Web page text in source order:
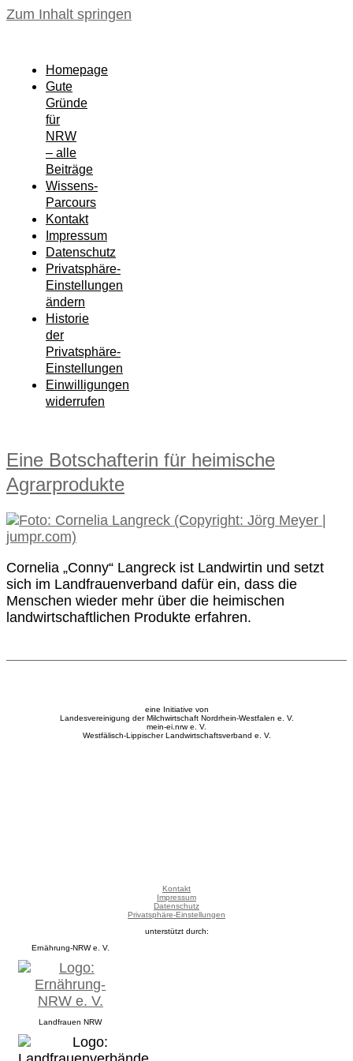
Zum Inhalt springen
Homepage
Gute
Gründe
für
NRW
– alle
Beiträge
Wissens-
Parcours
Kontakt
Impressum
Datenschutz
Privatsphäre-
Einstellungen
ändern
Historie
der
Privatsphäre-
Einstellungen
Einwilligungen
widerrufen
Eine Botschafterin für heimische
Agrarprodukte
Cornelia „Conny“ Langreck ist Landwirtin und setzt
sich im Landfrauenverband dafür ein, dass die
Menschen wieder mehr über die heimischen
landwirtschaftlichen Produkte erfahren.
eine Initiative von
Landesvereinigung der Milchwirtschaft Nordrhein-Westfalen e. V.
mein-ei.nrw e. V.
Westfälisch-Lippischer Landwirtschaftsverband e. V.
Kontakt
Impressum
Datenschutz
Privatsphäre-Einstellungen
unterstützt durch:
Ernährung-NRW e. V.
Landfrauen NRW